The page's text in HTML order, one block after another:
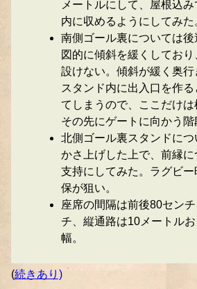
メートルにして、屋根込
内に収めるようにしてみた
南側ゴール裏については
図的に傾斜を緩くしてお
設けない。傾斜が緩く奥
スタンド内に出入口を作
てしまうので、ここだけは
その先にゲートに向かう階
北側ゴール裏スタンドにつ
かさ上げした上で、前縁に
支持にしてみた。ラグビ
保が狙い。
座席の間隔は前後80セン
チ、縦通路は10メートル
幅。
(続きあり)